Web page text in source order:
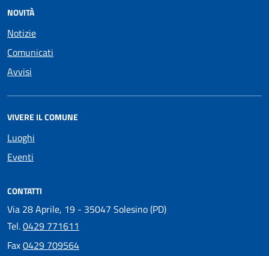
NOVITÀ
Notizie
Comunicati
Avvisi
VIVERE IL COMUNE
Luoghi
Eventi
CONTATTI
Via 28 Aprile, 19 - 35047 Solesino (PD)
Tel.0429 771611
Fax0429 709564